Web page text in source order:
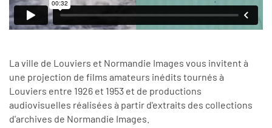
La ville de Louviers et Normandie Images vous invitent à
une projection de films amateurs inédits tournés à
Louviers entre 1926 et 1953 et de productions
audiovisuelles réalisées à partir d'extraits des collections
d'archives de Normandie Images.